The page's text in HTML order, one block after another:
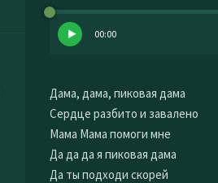
00:00
Дама, дама, пиковая дама
Сердце разбито и завалено
Мама Мама помоги мне
Да да да я пиковая дама
Да ты подходи скорей